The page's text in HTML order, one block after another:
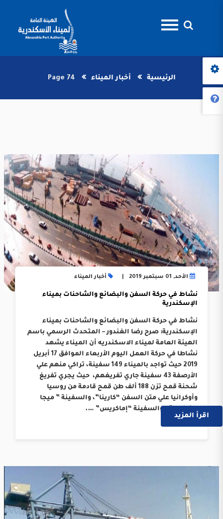
الرئيسية أخبار الميناء Page 74
الأحد, 01 سبتمبر 2019 أخبار الميناء
نشاط في حركة السفن والبضائع والشاحنات بميناء
الإسكندرية
نشاط في حركة السفن والبضائع والشاحنات بميناء
الإسكندرية: صرح رضا الغندور – المتحدث الرسمي باسم
الهيئة العامة لميناء الاسكندريه أن الميناء يشهد
نشاطا في حركة العمل اليوم الأربعاء الموافق 17 أبريل
2019 حيث تواجد بالميناء 149 سفينة، تراكي منهم علي
الأرصفة 43 سفينة جاري تفريغهم، حيث يجري تفريغ
شحنة قمح تزن 188 ألف طن قمح قادمة من روسيا
وأوكرانيا علي متن السفن “كارينا”، والسفينة ” ميجا
بينيفيت” ، والسفينة “إماكريس” ….
اقرأ المزيد